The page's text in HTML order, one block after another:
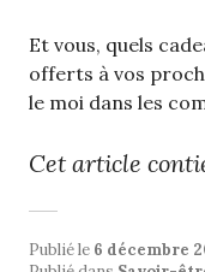
Et vous, quels
offerts à vos
le moi dans les
Cet article
Publié le 6 décembre